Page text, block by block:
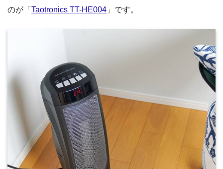
のが「 Taotronics TT-HE004 」です。